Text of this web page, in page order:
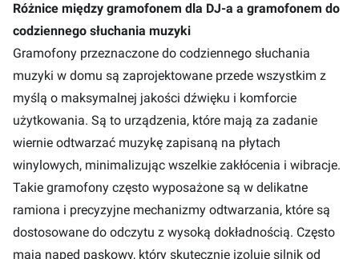
Różnice między gramofonem dla DJ-a a gramofonem do
codziennego słuchania muzyki
Gramofony przeznaczone do codziennego słuchania
muzyki w domu są zaprojektowane przede wszystkim z
myślą o maksymalnej jakości dźwięku i komforcie
użytkowania. Są to urządzenia, które mają za zadanie
wiernie odtwarzać muzykę zapisaną na płytach
winylowych, minimalizując wszelkie zakłócenia i wibracje.
Takie gramofony często wyposażone są w delikatne
ramiona i precyzyjne mechanizmy odtwarzania, które są
dostosowane do odczytu z wysoką dokładnością. Często
mają napęd paskowy, który skutecznie izoluje silnik od